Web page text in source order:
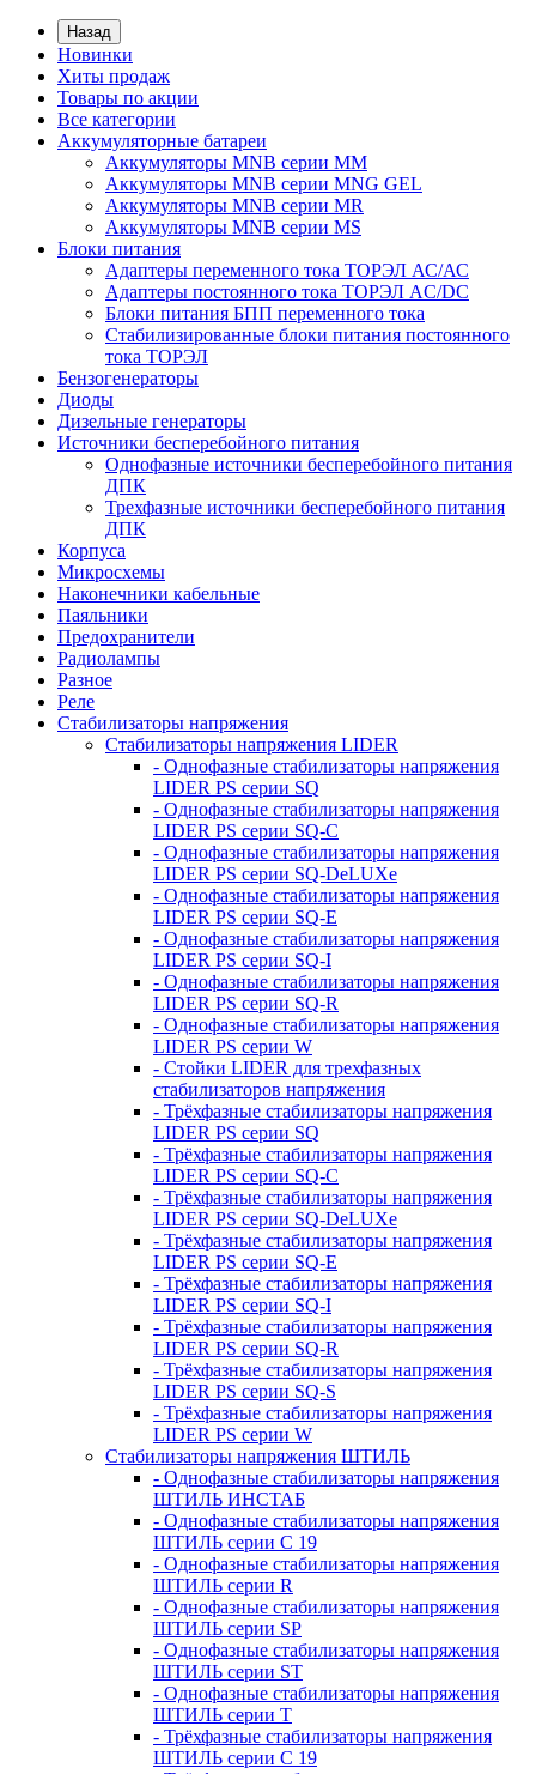
Назад
Новинки
Хиты продаж
Товары по акции
Все категории
Аккумуляторные батареи
Аккумуляторы MNB серии MM
Аккумуляторы MNB серии MNG GEL
Аккумуляторы MNB серии MR
Аккумуляторы MNB серии MS
Блоки питания
Адаптеры переменного тока ТОРЭЛ АС/АС
Адаптеры постоянного тока ТОРЭЛ AC/DC
Блоки питания БПП переменного тока
Стабилизированные блоки питания постоянного
тока ТОРЭЛ
Бензогенераторы
Диоды
Дизельные генераторы
Источники бесперебойного питания
Однофазные источники бесперебойного питания
ДПК
Трехфазные источники бесперебойного питания
ДПК
Корпуса
Микросхемы
Наконечники кабельные
Паяльники
Предохранители
Радиолампы
Разное
Реле
Стабилизаторы напряжения
Стабилизаторы напряжения LIDER
- Однофазные стабилизаторы напряжения
LIDER PS серии SQ
- Однофазные стабилизаторы напряжения
LIDER PS серии SQ-C
- Однофазные стабилизаторы напряжения
LIDER PS серии SQ-DeLUXe
- Однофазные стабилизаторы напряжения
LIDER PS серии SQ-E
- Однофазные стабилизаторы напряжения
LIDER PS серии SQ-I
- Однофазные стабилизаторы напряжения
LIDER PS серии SQ-R
- Однофазные стабилизаторы напряжения
LIDER PS серии W
- Стойки LIDER для трехфазных
стабилизаторов напряжения
- Трёхфазные стабилизаторы напряжения
LIDER PS серии SQ
- Трёхфазные стабилизаторы напряжения
LIDER PS серии SQ-C
- Трёхфазные стабилизаторы напряжения
LIDER PS серии SQ-DeLUXe
- Трёхфазные стабилизаторы напряжения
LIDER PS серии SQ-E
- Трёхфазные стабилизаторы напряжения
LIDER PS серии SQ-I
- Трёхфазные стабилизаторы напряжения
LIDER PS серии SQ-R
- Трёхфазные стабилизаторы напряжения
LIDER PS серии SQ-S
- Трёхфазные стабилизаторы напряжения
LIDER PS серии W
Стабилизаторы напряжения ШТИЛЬ
- Однофазные стабилизаторы напряжения
ШТИЛЬ ИНСТАБ
- Однофазные стабилизаторы напряжения
ШТИЛЬ серии C 19
- Однофазные стабилизаторы напряжения
ШТИЛЬ серии R
- Однофазные стабилизаторы напряжения
ШТИЛЬ серии SP
- Однофазные стабилизаторы напряжения
ШТИЛЬ серии ST
- Однофазные стабилизаторы напряжения
ШТИЛЬ серии T
- Трёхфазные стабилизаторы напряжения
ШТИЛЬ серии C 19